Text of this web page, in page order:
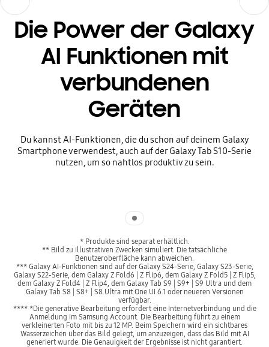
Die Power der Galaxy
AI Funktionen mit
verbundenen
Geräten
Du kannst AI-Funktionen, die du schon auf deinem Galaxy
Smartphone verwendest, auch auf der Galaxy Tab S10-Serie
nutzen, um so nahtlos produktiv zu sein.
* Produkte sind separat erhältlich.
** Bild zu illustrativen Zwecken simuliert. Die tatsächliche
Benutzeroberfläche kann abweichen.
*** Galaxy AI-Funktionen sind auf der Galaxy S24-Serie, Galaxy S23-Serie,
Galaxy S22-Serie, dem Galaxy Z Fold6 | Z Flip6, dem Galaxy Z Fold5 | Z Flip5,
dem Galaxy Z Fold4 | Z Flip4, dem Galaxy Tab S9 | S9+ | S9 Ultra und dem
Galaxy Tab S8 | S8+ | S8 Ultra mit One UI 6.1 oder neueren Versionen
verfügbar.
**** *Die generative Bearbeitung erfordert eine Internetverbindung und die
Anmeldung im Samsung Account. Die Bearbeitung führt zu einem
verkleinerten Foto mit bis zu 12 MP. Beim Speichern wird ein sichtbares
Wasserzeichen über das Bild gelegt, um anzuzeigen, dass das Bild mit AI
generiert wurde. Die Genauigkeit der Ergebnisse ist nicht garantiert.